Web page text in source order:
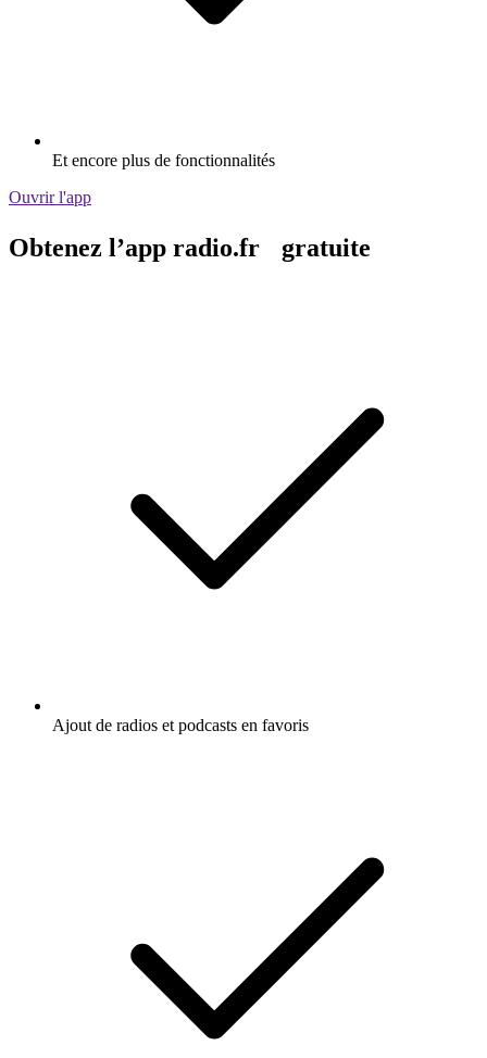
Et encore plus de fonctionnalités
Ouvrir l'app
Obtenez l’app radio.fr gratuite
Ajout de radios et podcasts en favoris